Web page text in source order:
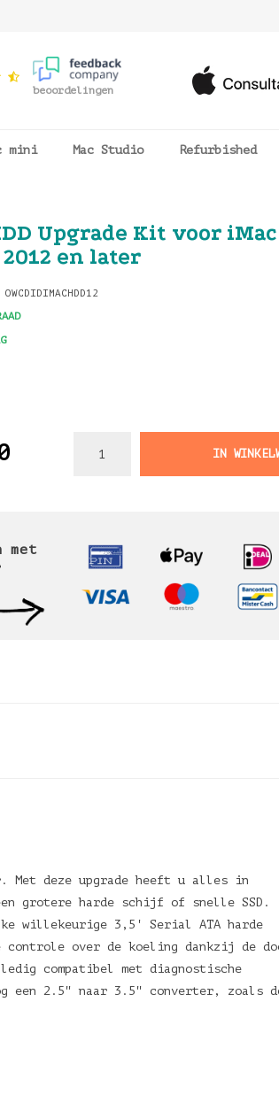
beoordelingen
mini Mac Studio Refurbished
Upgrade Kit voor iMac
en later
OWCDIDIMACHDD12
IN
met
Met deze upgrade heeft u alles in
grotere harde schijf of snelle SSD.
willekeurige 3,5' Serial ATA harde
over de koeling dankzij de
compatibel met diagnostische
een 2.5" naar 3.5" converter, zoals